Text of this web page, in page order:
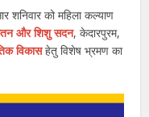
शनिवार को महिला कल्याण
और शिशु सदन, केदारपुरम,
विकासहेतु विशेष भ्रमण का